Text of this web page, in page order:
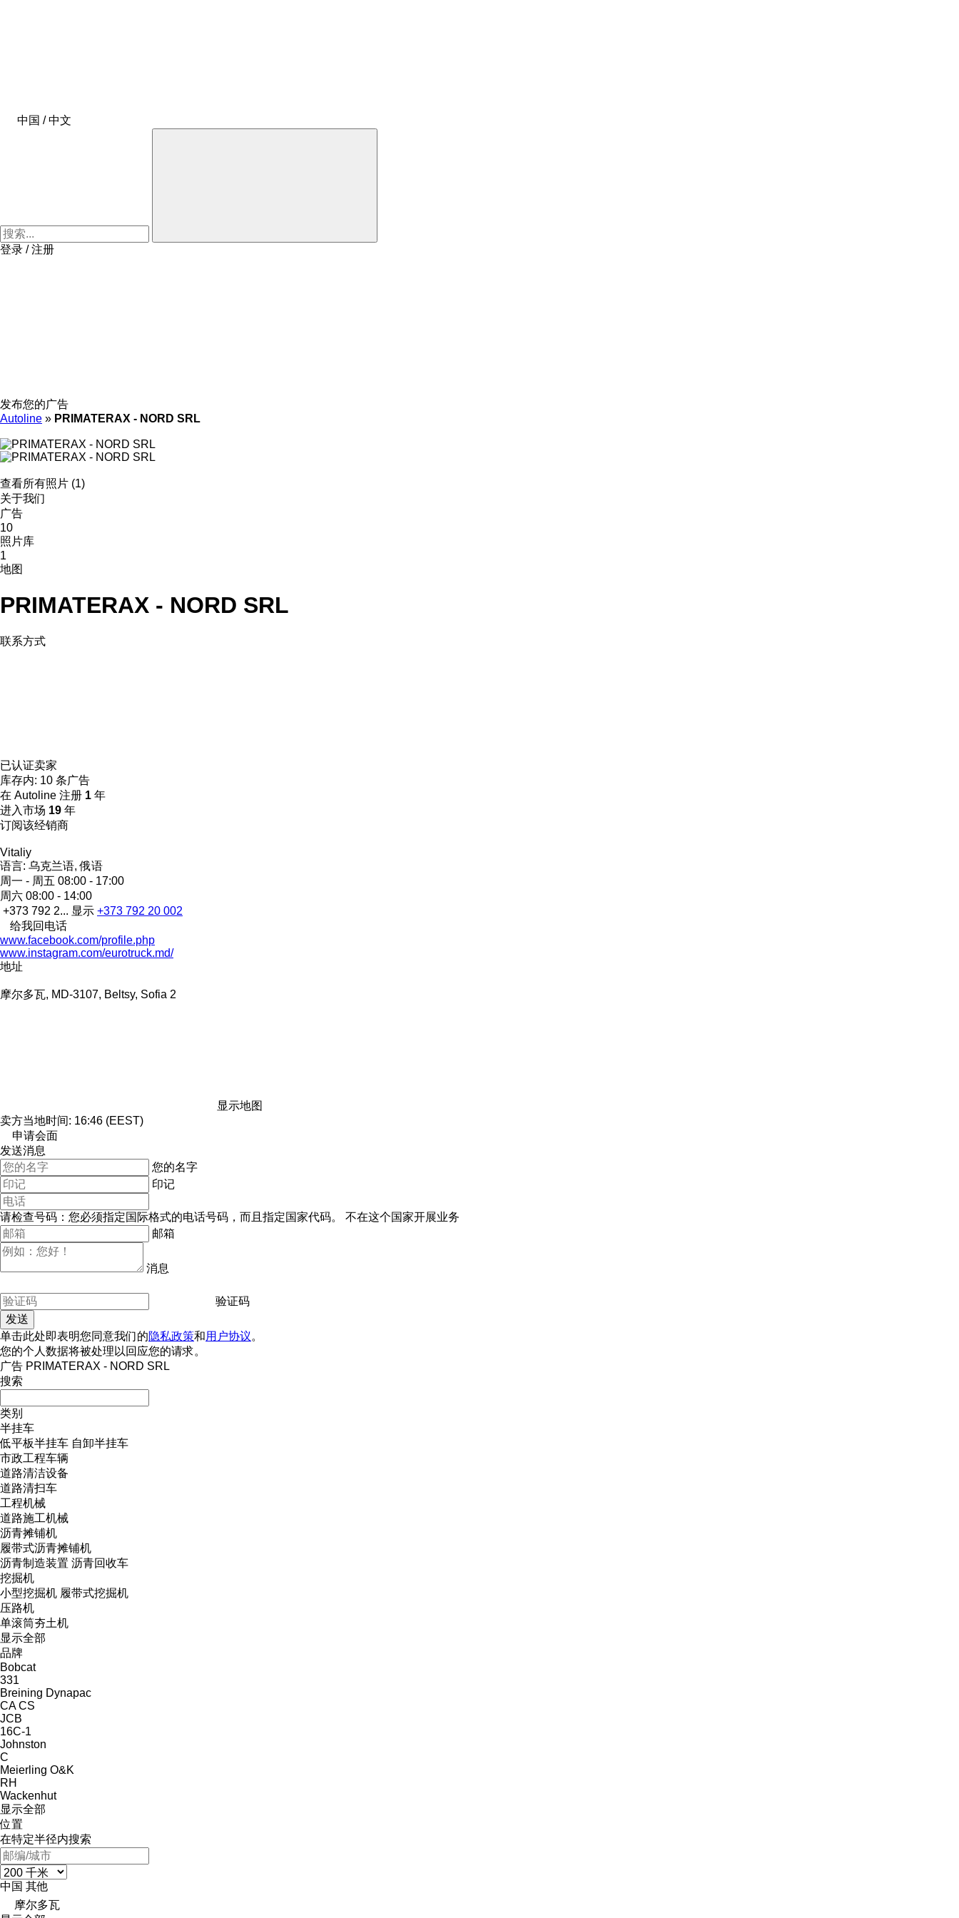
中国 / 中文
登录 / 注册
发布您的广告
Autoline » PRIMATERAX - NORD SRL
查看所有照片 (1)
关于我们
广告
10
照片库
1
地图
PRIMATERAX - NORD SRL
联系方式
已认证卖家
库存内: 10 条广告
在 Autoline 注册 1 年
进入市场 19 年
订阅该经销商
Vitaliy
语言: 乌克兰语, 俄语
周一 - 周五 08:00 - 17:00
周六 08:00 - 14:00
+373 792 2... 显示 +373 792 20 002
给我回电话
www.facebook.com/profile.php
www.instagram.com/eurotruck.md/
地址
摩尔多瓦, MD-3107, Beltsy, Sofia 2
显示地图
卖方当地时间: 16:46 (EEST)
申请会面
发送消息
您的名字
印记
请检查号码：您必须指定国际格式的电话号码，而且指定国家代码。
不在这个国家开展业务
邮箱
消息
验证码
单击此处即表明您同意我们的隐私政策和用户协议。
您的个人数据将被处理以回应您的请求。
广告 PRIMATERAX - NORD SRL
搜索
类别
半挂车
低平板半挂车 自卸半挂车
市政工程车辆
道路清洁设备
道路清扫车
工程机械
道路施工机械
沥青摊铺机
履带式沥青摊铺机
沥青制造装置 沥青回收车
挖掘机
小型挖掘机 履带式挖掘机
压路机
单滚筒夯土机
显示全部
品牌
Bobcat
331
Breining Dynapac
CA CS
JCB
16C-1
Johnston
C
Meierling O&K
RH
Wackenhut
显示全部
位置
在特定半径内搜索
中国 其他
摩尔多瓦